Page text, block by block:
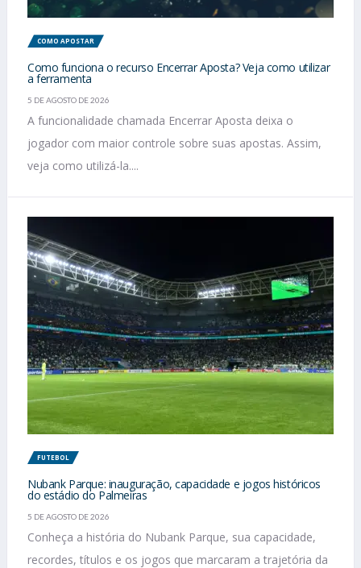
COMO APOSTAR
Como funciona o recurso Encerrar Aposta? Veja como utilizar
a ferramenta
5 DE AGOSTO DE 2026
A funcionalidade chamada Encerrar Aposta deixa o
jogador com maior controle sobre suas apostas. Assim,
veja como utilizá-la....
FUTEBOL
Nubank Parque: inauguração, capacidade e jogos históricos
do estádio do Palmeiras
5 DE AGOSTO DE 2026
Conheça a história do Nubank Parque, sua capacidade,
recordes, títulos e os jogos que marcaram a trajetória da